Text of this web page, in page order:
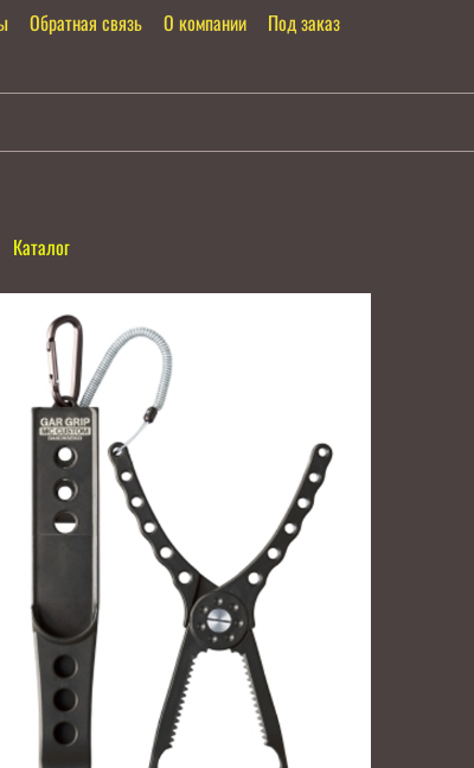
Обратная связь О компании Под заказ
Каталог